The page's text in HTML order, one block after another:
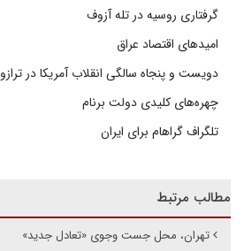
گرفتاری روسیه در تله آزوف
امیدهای اقتصاد عراق
دویست و پنجاه سالگی انقلاب آمریکا در ترازو
چهره‌های کلیدی دولت برنام
تلگراف گراهام برای ایران
مطالب مرتبط
تهران، محل جست وجوی «تعادل جدید»